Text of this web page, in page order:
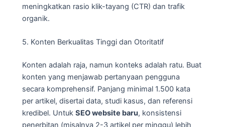
meningkatkan rasio klik-tayang (CTR) dan trafik
organik.
5. Konten Berkualitas Tinggi dan Otoritatif
Konten adalah raja, namun konteks adalah ratu. Buat
konten yang menjawab pertanyaan pengguna
secara komprehensif. Panjang minimal 1.500 kata
per artikel, disertai data, studi kasus, dan referensi
kredibel. Untuk SEO website baru, konsistensi
penerbitan (misalnya 2-3 artikel per minggu) lebih